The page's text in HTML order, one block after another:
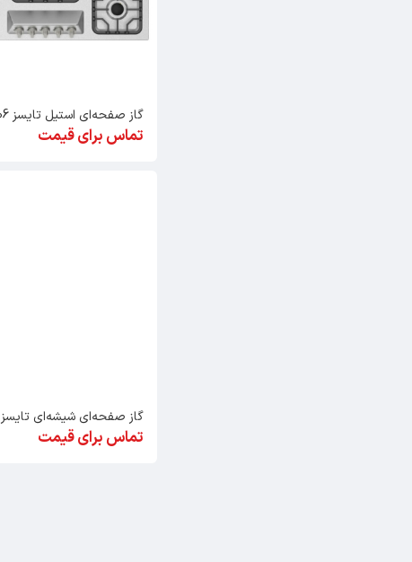
گاز صفحه‌ای استیل تایسز HS-1806
تماس برای قیمت
گاز صفحه‌ای شیشه‌ای تایسز HG-1907
تماس برای قیمت